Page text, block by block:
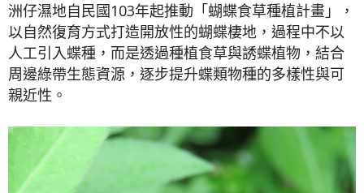
洲仔濕地自民國103年起推動「蝴蝶食草種植計畫」，
以自然復育方式打造開放性的蝴蝶棲地，過程中不以
人工引入蝶種，而是透過種植食草與誘蝶植物，結合
周邊綠帶生態資源，逐步提升蝶類物種的多樣性與可
親近性。